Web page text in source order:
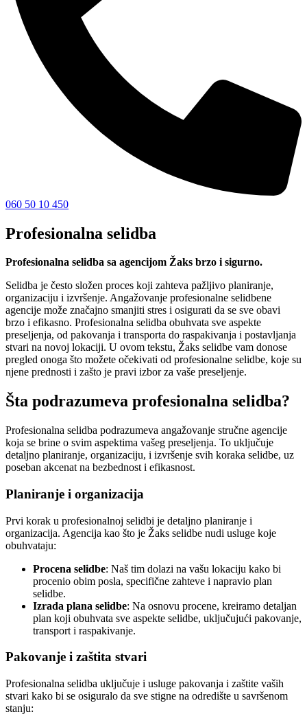
060 50 10 450
Profesionalna selidba
Profesionalna selidba sa agencijom Žaks brzo i sigurno.
Selidba je često složen proces koji zahteva pažljivo planiranje,
organizaciju i izvršenje. Angažovanje profesionalne selidbene
agencije može značajno smanjiti stres i osigurati da se sve obavi
brzo i efikasno. Profesionalna selidba obuhvata sve aspekte
preseljenja, od pakovanja i transporta do raspakivanja i postavljanja
stvari na novoj lokaciji. U ovom tekstu, Žaks selidbe vam donose
pregled onoga što možete očekivati od profesionalne selidbe, koje su
njene prednosti i zašto je pravi izbor za vaše preseljenje.
Šta podrazumeva profesionalna selidba?
Profesionalna selidba podrazumeva angažovanje stručne agencije
koja se brine o svim aspektima vašeg preseljenja. To uključuje
detaljno planiranje, organizaciju, i izvršenje svih koraka selidbe, uz
poseban akcenat na bezbednost i efikasnost.
Planiranje i organizacija
Prvi korak u profesionalnoj selidbi je detaljno planiranje i
organizacija. Agencija kao što je Žaks selidbe nudi usluge koje
obuhvataju:
Procena selidbe: Naš tim dolazi na vašu lokaciju kako bi
procenio obim posla, specifične zahteve i napravio plan
selidbe.
Izrada plana selidbe: Na osnovu procene, kreiramo detaljan
plan koji obuhvata sve aspekte selidbe, uključujući pakovanje,
transport i raspakivanje.
Pakovanje i zaštita stvari
Profesionalna selidba uključuje i usluge pakovanja i zaštite vaših
stvari kako bi se osiguralo da sve stigne na odredište u savršenom
stanju: